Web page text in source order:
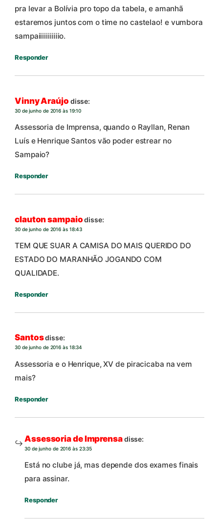
pra levar a Bolívia pro topo da tabela, e amanhã
estaremos juntos com o time no castelao! e vumbora
sampaiiiiiiiiiiio.
Responder
Vinny Araújo disse:
30 de junho de 2016 às 19:10
Assessoria de Imprensa, quando o Rayllan, Renan
Luís e Henrique Santos vão poder estrear no
Sampaio?
Responder
clauton sampaio disse:
30 de junho de 2016 às 18:43
TEM QUE SUAR A CAMISA DO MAIS QUERIDO DO
ESTADO DO MARANHÃO JOGANDO COM
QUALIDADE.
Responder
Santosdisse:
30 de junho de 2016 às 18:34
Assessoria e o Henrique, XV de piracicaba na vem
mais?
Responder
Assessoria de Imprensadisse:
30 de junho de 2016 às 23:35
Está no clube já, mas depende dos exames finais
para assinar.
Responder